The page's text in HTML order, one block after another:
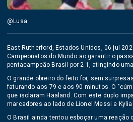
@Lusa
East Rutherford, Estados Unidos, 06 jul
Campeonatos do Mundo ao garantir o
pentacampeão Brasil por 2-1, atingindo
O grande obreiro do feito foi, sem
faturando aos 79 e aos 90 minutos. O
que isolaram Haaland. Com este duplo
marcadores ao lado de Lionel Messi e
O Brasil ainda tentou esboçar uma reação